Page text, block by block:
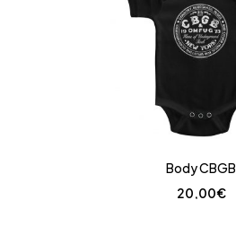
Body CBGB
20,00€